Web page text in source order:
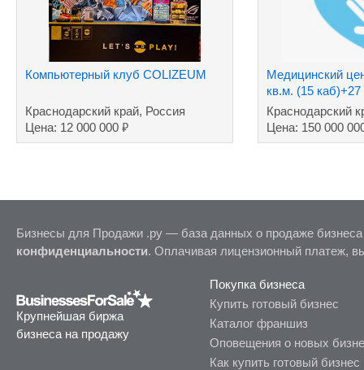
Компьютерный клуб COLIZEUM
Краснодарский край, Россия
Цена: 12 000 000 ₽
Медицинский
кв.м. (15 каб)+27
собственности
Краснодарский
Цена: 150 000
Бизнесы для Продажи .ру — база данных о продаже
конфиденциальности. Оплачивая лицензионный платеж,
Крупнейшая биржа
бизнеса на продажу
Покупка бизнеса
Купить готовый бизнес
Каталог франшиз
Оповещения о новых
Как купить готовый бизнес